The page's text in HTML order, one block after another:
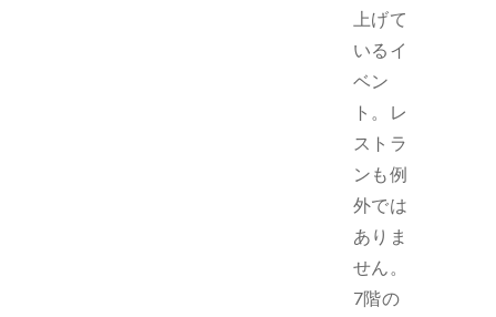
上げて
いるイ
ベン
ト。レ
ストラ
ンも例
外では
ありま
せん。
7階の